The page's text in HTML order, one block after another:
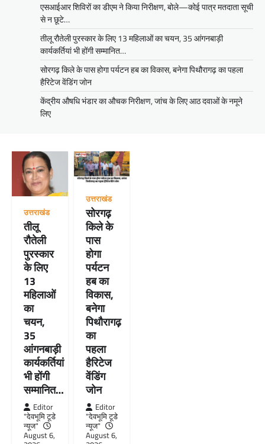
एसआईआर शिविरों का डीएम ने किया निरीक्षण, बोले—कोई पात्र मतदाता सूची
से न छूटे…
तीलू रौतेली पुरस्कार के लिए 13 महिलाओं का चयन, 35 आंगनबाड़ी
कार्यकर्तियां भी होंगी सम्मानित…
सोरगढ़ किले के पास होगा पर्यटन हब का विकास, बनेगा पिथौरागढ़ का पहला
हैरिटेज वेंडिंग जोन
केंद्रीय औषधि भंडार का औचक निरीक्षण, जांच के लिए आठ दवाओं के नमूने
लिए
उत्तराखंड
तीलू
रौतेली
पुरस्कार
के लिए
13
महिलाओं
का
चयन,
35
आंगनबाड़ी
कार्यकर्तियां
भी होंगी
सम्मानित…
Editor
"देवभूमि टूडे
न्यूज"
August 6,
उत्तराखंड
सोरगढ़
किले के
पास
होगा
पर्यटन
हब का
विकास,
बनेगा
पिथौरागढ़
का
पहला
हैरिटेज
वेंडिंग
जोन
Editor
"देवभूमि टूडे
न्यूज"
August 6,